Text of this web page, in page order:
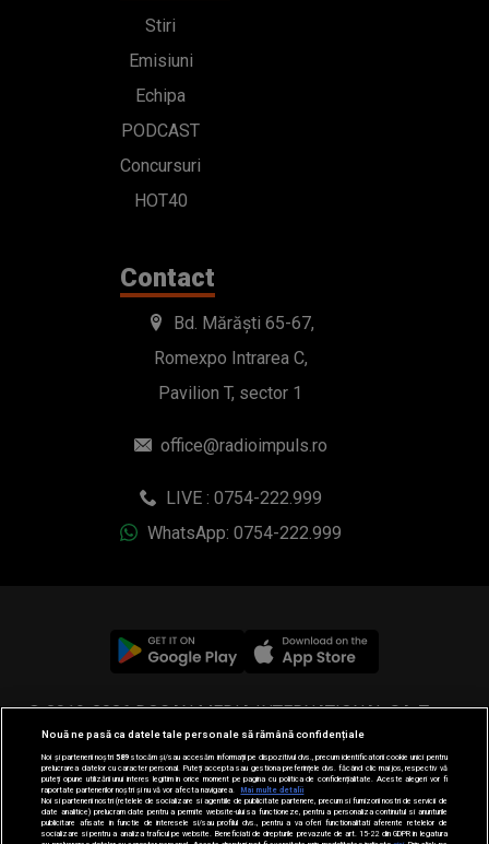
Stiri
Emisiuni
Echipa
PODCAST
Concursuri
HOT40
Contact
Bd. Mărăști 65-67,
Romexpo Intrarea C,
Pavilion T, sector 1
office@radioimpuls.ro
LIVE : 0754-222.999
WhatsApp: 0754-222.999
© 2019-2026 DOGAN MEDIA INTERNATIONAL SA, Toate
drepturile rezervate.
Nouă ne pasă ca datele tale personale să rămână confidențiale
Noi și partenerii noștri589stocăm și/sau accesăm informații pe dispozitivul dvs., precum identificatorii cookie unici pentru
prelucrarea datelor cu caracter personal. Puteți accepta sau gestiona preferințele dvs. făcând clic mai jos, respectiv vă
puteți opune utilizării unui interes legitim în orice moment pe pagina cu politica de confidențialitate. Aceste alegeri vor fi
raportate partenerilor noștri și nu vă vor afecta navigarea.
Mai multe detalii
Noi si partenerii nostri (retelele de socializare si agentiile de publicitate partenere, precum si furnizorii nostri de servicii de
date analitice) prelucram date pentru a permite website-ului sa functioneze, pentru a personaliza continutul si anunturile
publicitare afisate in functie de interesele si/sau profilul dvs., pentru a va oferi functionalitati aferente retelelor de
socializare si pentru a analiza traficul pe website. Beneficiati de drepturile prevazute de art. 15-22 din GDPR in legatura